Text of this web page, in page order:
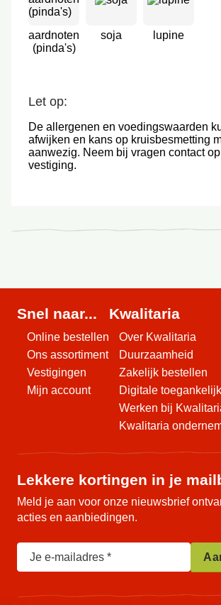
aardnoten
(pinda's)
soja lupine
Let op:
De allergenen en voedingswaarden
afwijken en kans op kruisbesmetting
aanwezig. Neem bij vragen contact
vestiging.
Snel naar...
Online bestellen
Ons assortiment
Vestigingen
Mijn account
Kwalitaria
Over Kwalitaria
Duurzaamheid
Zakelijk bestellen
Digitale
Werken bij
Kwalitaria
Lekkere kortingen in je
Meld je aan voor onze nieuwsbrief
acties en aanbiedingen.
Je e-mailadres